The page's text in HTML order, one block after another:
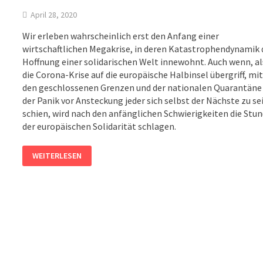
April 28, 2020
Wir erleben wahrscheinlich erst den Anfang einer
wirtschaftlichen Megakrise, in deren Katastrophendynamik
Hoffnung einer solidarischen Welt innewohnt. Auch wenn,
die Corona-Krise auf die europäische Halbinsel übergriff, mit
den geschlossenen Grenzen und der nationalen
der Panik vor Ansteckung jeder sich selbst der Nächste zu
schien, wird nach den anfänglichen Schwierigkeiten die
der europäischen Solidarität schlagen.
EIN
VIRUS
GEHT
WEITERLESEN